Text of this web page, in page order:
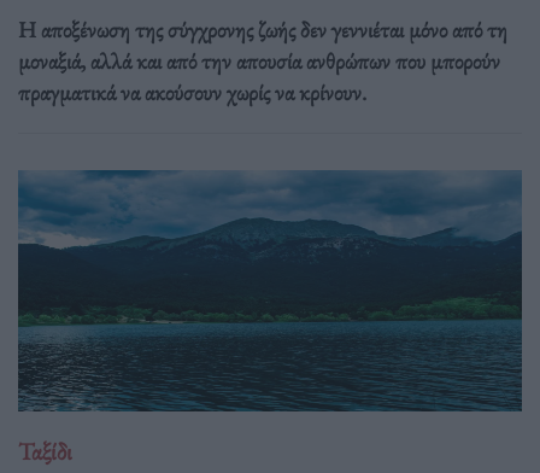
Η αποξένωση της σύγχρονης ζωής δεν γεννιέται μόνο από τη
μοναξιά, αλλά και από την απουσία ανθρώπων που μπορούν
πραγματικά να ακούσουν χωρίς να κρίνουν.
Ταξίδι